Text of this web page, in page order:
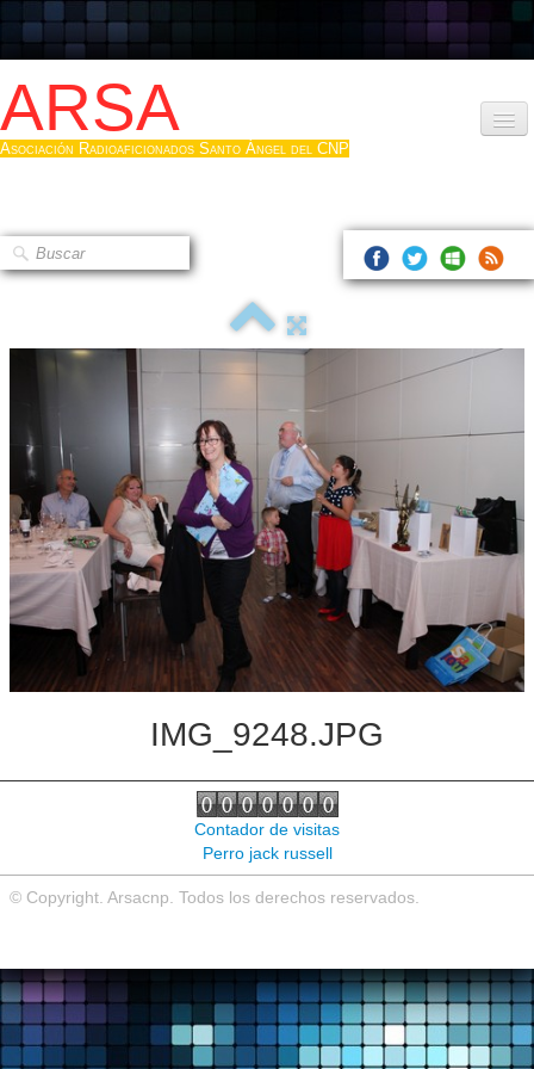
ARSA
Asociación Radioaficionados Santo Ángel del CNP
Que es la ARSA
Hacerse socio
Log diploma en Pdf
Fotos
Sistemas Digitales
Noticias de interés
Contacto
IMG_9248.JPG
Contador de visitas
Perro jack russell
© Copyright. Arsacnp. Todos los derechos reservados.